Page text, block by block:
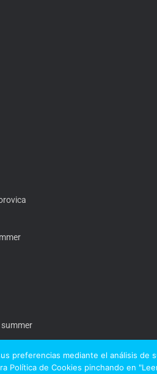
preferencias mediante el análisis de
Política de Cookies pinchando en